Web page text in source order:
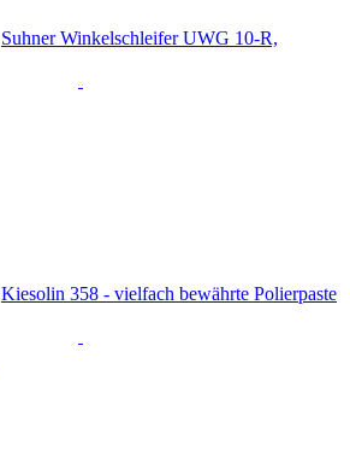
Suhner Winkelschleifer UWG 10-R,
Kiesolin 358 - vielfach bewährte Polierpaste